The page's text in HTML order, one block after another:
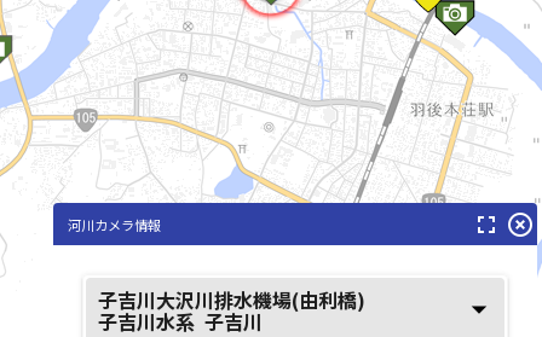
河川カメラ情報 fullscreen highlight_off
子吉川大沢川排水機場(由利橋)
子吉川水系 子吉川 arrow_drop_down